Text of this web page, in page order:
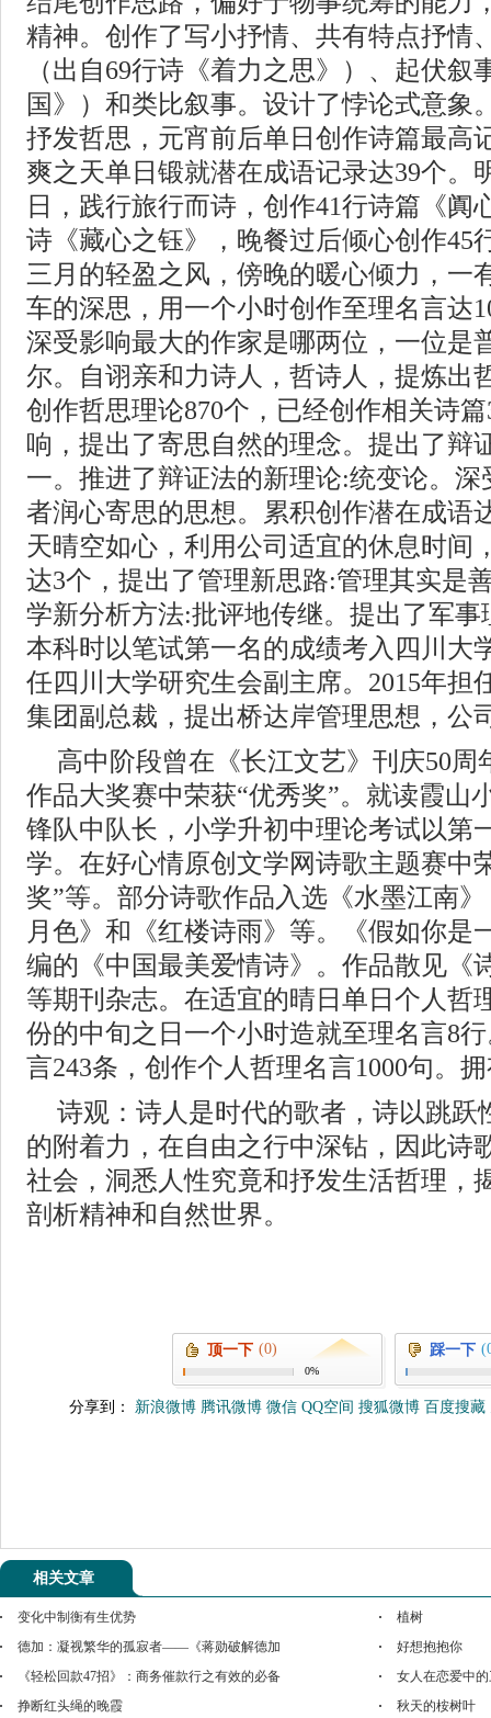
精神。创作了写小抒情、共有特点抒情
（出自69行诗《着力之思》）、起伏叙
国》）和类比叙事。设计了悖论式意象
抒发哲思，元宵前后单日创作诗篇最高
爽之天单日锻就潜在成语记录达39个。
日，践行旅行而诗，创作41行诗篇《阗
诗《藏心之钰》，晚餐过后倾心创作45
三月的轻盈之风，傍晚的暖心倾力，一
车的深思，用一个小时创作至理名言达
深受影响最大的作家是哪两位，一位是
尔。自诩亲和力诗人，哲诗人，提炼出
创作哲思理论870个，已经创作相关诗
响，提出了寄思自然的理念。提出了辩
一。推进了辩证法的新理论:统变论。
者润心寄思的思想。累积创作潜在成语
天晴空如心，利用公司适宜的休息时间
达3个，提出了管理新思路:管理其实是
学新分析方法:批评地传继。提出了军
本科时以笔试第一名的成绩考入四川大
任四川大学研究生会副主席。2015年担
集团副总裁，提出桥达岸管理思想，公
高中阶段曾在《长江文艺》刊庆50周
作品大奖赛中荣获“优秀奖”。就读霞山
锋队中队长，小学升初中理论考试以第
学。在好心情原创文学网诗歌主题赛中
奖”等。部分诗歌作品入选《水墨江南
月色》和《红楼诗雨》等。《假如你是
编的《中国最美爱情诗》。作品散见《
等期刊杂志。在适宜的晴日单日个人哲
份的中旬之日一个小时造就至理名言8
言243条，创作个人哲理名言1000句。
诗观：诗人是时代的歌者，诗以跳跃
的附着力，在自由之行中深钻，因此诗
社会，洞悉人性究竟和抒发生活哲理，
剖析精神和自然世界。
顶一下 (0)
0%
踩一下
分享到： 新浪微博 腾讯微博 微信 QQ空间 搜狐微博 百度搜藏
相关文章
变化中制衡有生优势
植树
德加：凝视繁华的孤寂者——《蒋勋破解德加
好想抱抱你
《轻松回款47招》：商务催款行之有效的必备
女人在恋爱中
挣断红头绳的晚霞
秋天的桉树叶